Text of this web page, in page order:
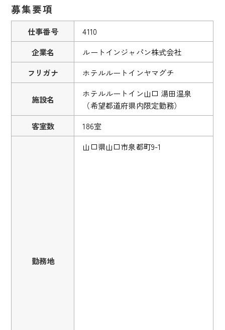
募集要項
仕事番号
4110
企業名
ルートインジャパン株式会社
フリガナ
ホテルルートインヤマグチ
施設名
ホテルルートイン山口 湯田温泉
（希望都道府県内限定勤務）
客室数
186室
勤務地
山口県山口市泉都町9-1